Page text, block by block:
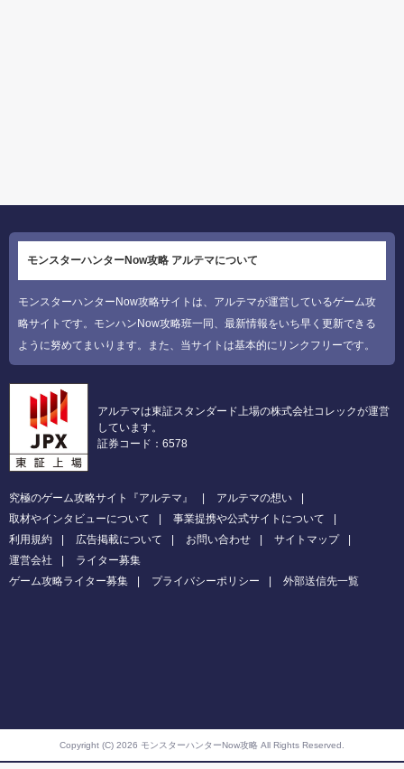
モンスターハンターNow攻略 アルテマについて
モンスターハンターNow攻略サイトは、アルテマが運営しているゲーム攻
略サイトです。モンハンNow攻略班一同、最新情報をいち早く更新できる
ように努めてまいります。また、当サイトは基本的にリンクフリーです。
アルテマは東証スタンダード上場の株式会社コレックが運営
しています。
証券コード：6578
究極のゲーム攻略サイト『アルテマ』
アルテマの想い
取材やインタビューについて
事業提携や公式サイトについて
利用規約
広告掲載について お問い合わせ
サイトマップ
運営会社
ライター募集
ゲーム攻略ライター募集
プライバシーポリシー 外部送信先一覧
Copyright (C) 2026 モンスターハンターNow攻略 All Rights Reserved.